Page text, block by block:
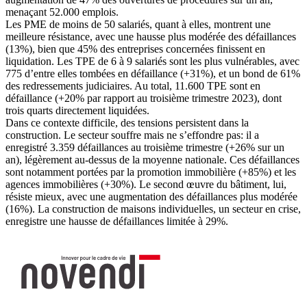
menaçant 52.000 emplois.
Les PME de moins de 50 salariés, quant à elles, montrent une
meilleure résistance, avec une hausse plus modérée des défaillances
(13%), bien que 45% des entreprises concernées finissent en
liquidation. Les TPE de 6 à 9 salariés sont les plus vulnérables, avec
775 d’entre elles tombées en défaillance (+31%), et un bond de 61%
des redressements judiciaires. Au total, 11.600 TPE sont en
défaillance (+20% par rapport au troisième trimestre 2023), dont
trois quarts directement liquidées.
Dans ce contexte difficile, des tensions persistent dans la
construction. Le secteur souffre mais ne s’effondre pas: il a
enregistré 3.359 défaillances au troisième trimestre (+26% sur un
an), légèrement au-dessus de la moyenne nationale. Ces défaillances
sont notamment portées par la promotion immobilière (+85%) et les
agences immobilières (+30%). Le second œuvre du bâtiment, lui,
résiste mieux, avec une augmentation des défaillances plus modérée
(16%). La construction de maisons individuelles, un secteur en crise,
enregistre une hausse de défaillances limitée à 29%.